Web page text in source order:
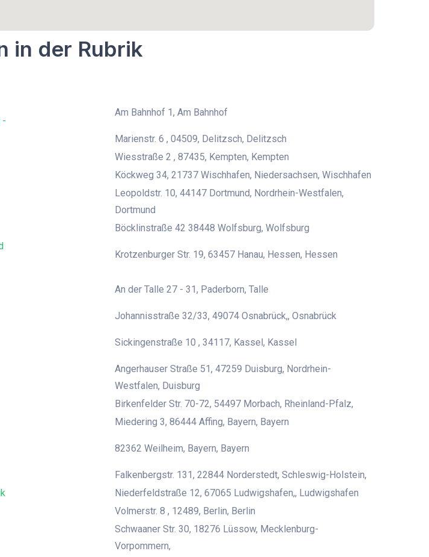
in der Rubrik
-
Am Bahnhof 1, Am Bahnhof
Marienstr. 6 , 04509, Delitzsch, Delitzsch
Wiesstraße 2 , 87435, Kempten, Kempten
Köckweg 34, 21737 Wischhafen, Niedersachsen, Wischhafen
Leopoldstr. 10, 44147 Dortmund, Nordrhein-Westfalen,
Dortmund
Böcklinstraße 42 38448 Wolfsburg, Wolfsburg
Krotzenburger Str. 19, 63457 Hanau, Hessen, Hessen
An der Talle 27 - 31, Paderborn, Talle
Johannisstraße 32/33, 49074 Osnabrück,, Osnabrück
Sickingenstraße 10 , 34117, Kassel, Kassel
Angerhauser Straße 51, 47259 Duisburg, Nordrhein-
Westfalen, Duisburg
Birkenfelder Str. 70-72, 54497 Morbach, Rheinland-Pfalz,
Miedering 3, 86444 Affing, Bayern, Bayern
82362 Weilheim, Bayern, Bayern
Falkenbergstr. 131, 22844 Norderstedt, Schleswig-Holstein,
Niederfeldstraße 12, 67065 Ludwigshafen,, Ludwigshafen
Volmerstr. 8 , 12489, Berlin, Berlin
Schwaaner Str. 30, 18276 Lüssow, Mecklenburg-
Vorpommern,